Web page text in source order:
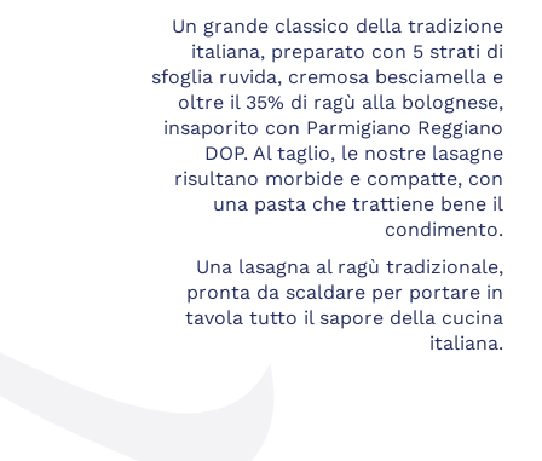
Un grande classico della tradizione
italiana, preparato con 5 strati di
sfoglia ruvida, cremosa besciamella e
oltre il 35% di ragù alla bolognese,
insaporito con Parmigiano Reggiano
DOP. Al taglio, le nostre lasagne
risultano morbide e compatte, con
una pasta che trattiene bene il
condimento.
Una lasagna al ragù tradizionale,
pronta da scaldare per portare in
tavola tutto il sapore della cucina
italiana.